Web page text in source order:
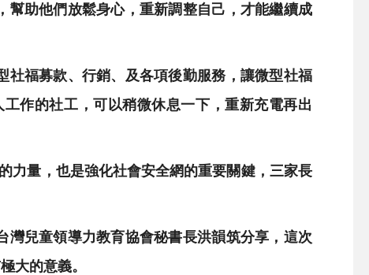
幫助他們放鬆身心，重新調整自己，才能繼續成
社福募款、行銷、及各項後勤服務，讓微型社福
作的社工，可以稍微休息一下，重新充電再出
力量，也是強化社會安全網的重要關鍵，三家長
兒童領導力教育協會秘書長洪韻筑分享，這次
大的意義。